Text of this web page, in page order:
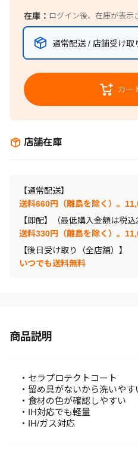
在庫： ログイン後、在庫が表示
通常配送 / 店舗受け取
カー
店舗在庫
【通常配送】
送料660円（離島を除く）。
【即配】（最低購入金額は税込
送料330円（離島を除く）。
【後日受け取り（全店舗）】
いつでも送料無料
商品説明
・セラプロテクトコート
・留め具がないから洗いやす
・食材の色が確認しやすい
・IH対応でも軽量
・IH/ガス対応